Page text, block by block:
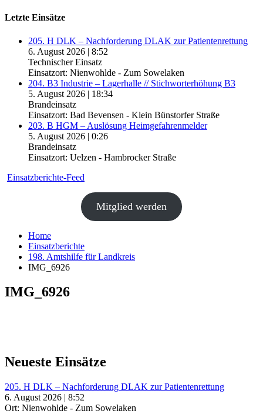
Letzte Einsätze
205. H DLK – Nachforderung DLAK zur Patientenrettung
6. August 2026 | 8:52
Technischer Einsatz
Einsatzort: Nienwohlde - Zum Sowelaken
204. B3 Industrie – Lagerhalle // Stichworterhöhung B3
5. August 2026 | 18:34
Brandeinsatz
Einsatzort: Bad Bevensen - Klein Bünstorfer Straße
203. B HGM – Auslösung Heimgefahrenmelder
5. August 2026 | 0:26
Brandeinsatz
Einsatzort: Uelzen - Hambrocker Straße
Einsatzberichte-Feed
Mitglied werden
Home
Einsatzberichte
198. Amtshilfe für Landkreis
IMG_6926
IMG_6926
Neueste Einsätze
205. H DLK – Nachforderung DLAK zur Patientenrettung
6. August 2026 | 8:52
Ort: Nienwohlde - Zum Sowelaken